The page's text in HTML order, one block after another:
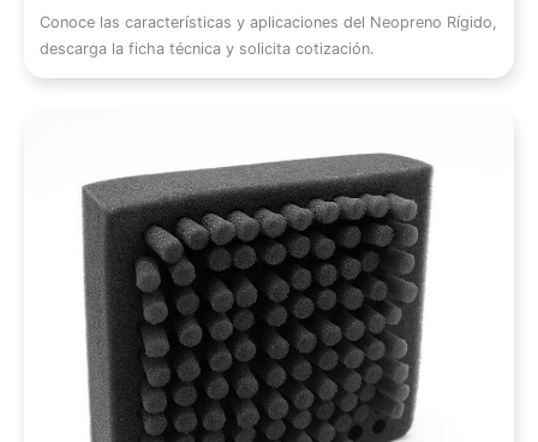
Conoce las características y aplicaciones del Neopreno Rígido,
descarga la ficha técnica y solicita cotización.